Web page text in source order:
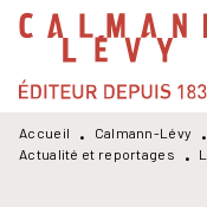
MENU
PIED DE PAGE
Accueil • Calmann-Lévy •
Actualité et reportages
•